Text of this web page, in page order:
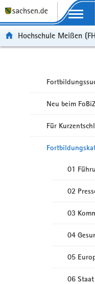
Portalübergreifende
Hochschule Meißen
Neu beim
Für
01
02
03
04
05
06